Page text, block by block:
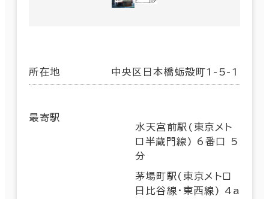
所在地 中央区日本橋蛎殻町1-5-1
最寄駅
水天宮前駅(東京メト
ロ半蔵門線) 6番口 5
分
茅場町駅(東京メトロ
日比谷線･東西線) 4a